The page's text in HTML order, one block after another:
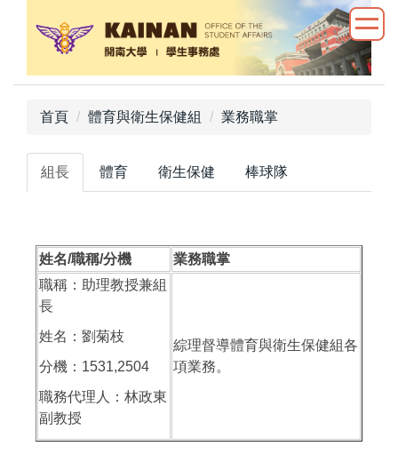
首頁 體育與衛生保健組 業務職掌
組長 體育 衛生保健 棒球隊
姓名/職稱/分機
業務職掌
職稱：助理教授兼組
長
姓名：劉菊枝
分機：1531,2504
職務代理人：林政東
副教授
綜理督導體育與衛生保健組各
項業務。